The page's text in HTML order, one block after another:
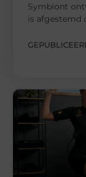
Symbiont
is afgestemd